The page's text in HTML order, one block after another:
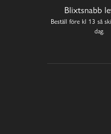
Blixtsnabb
Beställ före kl 13 så
dag.